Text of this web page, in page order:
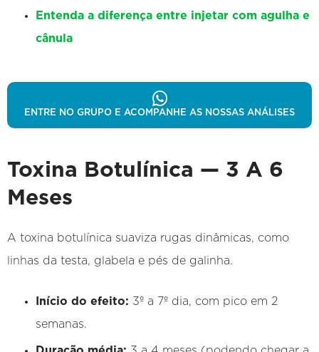
Entenda a diferença entre injetar com agulha e
cânula
ENTRE NO GRUPO E ACOMPANHE AS NOSSAS ANÁLISES
Toxina Botulínica — 3 A 6
Meses
A toxina botulínica suaviza rugas dinâmicas, como
linhas da testa, glabela e pés de galinha.
Início do efeito: 3º a 7º dia, com pico em 2
semanas.